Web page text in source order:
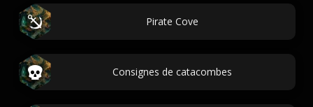
Pirate Cove
Consignes de catacombes